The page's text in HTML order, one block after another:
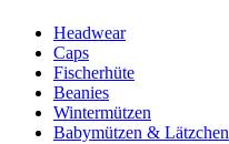
Headwear
Caps
Fischerhüte
Beanies
Wintermützen
Babymützen & Lätzchen